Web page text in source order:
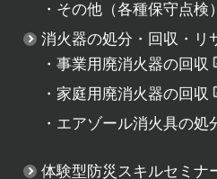
・ その他（各種保守点検）
消火器の処分・回収・リ
・事業用廃消火器の回収
・ 家庭用廃消火器の回収
・ エアゾール消火具の処
体験型防災スキルセミナ